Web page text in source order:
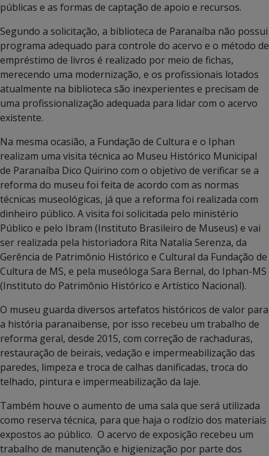
públicas e as formas de captação de apoio e recursos.
Segundo a solicitação, a biblioteca de Paranaíba não possui
programa adequado para controle do acervo e o método de
empréstimo de livros é realizado por meio de fichas,
merecendo uma modernização, e os profissionais lotados
atualmente na biblioteca são inexperientes e precisam de
uma profissionalização adequada para lidar com o acervo
existente.
Na mesma ocasião, a Fundação de Cultura e o Iphan
realizam uma visita técnica ao Museu Histórico Municipal
de Paranaíba Dico Quirino com o objetivo de verificar se a
reforma do museu foi feita de acordo com as normas
técnicas museológicas, já que a reforma foi realizada com
dinheiro público. A visita foi solicitada pelo ministério
Público e pelo Ibram (Instituto Brasileiro de Museus) e vai
ser realizada pela historiadora Rita Natalia Serenza, da
Gerência de Patrimônio Histórico e Cultural da Fundação de
Cultura de MS, e pela museóloga Sara Bernal, do Iphan-MS
(Instituto do Patrimônio Histórico e Artístico Nacional).
O museu guarda diversos artefatos históricos de valor para
a história paranaibense, por isso recebeu um trabalho de
reforma geral, desde 2015, com correção de rachaduras,
restauração de beirais, vedação e impermeabilização das
paredes, limpeza e troca de calhas danificadas, troca do
telhado, pintura e impermeabilização da laje.
Também houve o aumento de uma sala que será utilizada
como reserva técnica, para que haja o rodízio dos materiais
expostos ao público. O acervo de exposição recebeu um
trabalho de manutenção e higienização por parte dos